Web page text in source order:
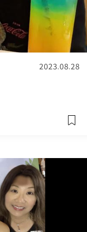
2023.08.28